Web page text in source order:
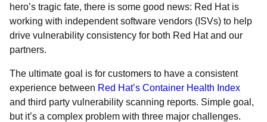
hero’s tragic fate, there is some good news: Red Hat is
working with independent software vendors (ISVs) to help
drive vulnerability consistency for both Red Hat and our
partners.
The ultimate goal is for customers to have a consistent
experience between Red Hat’s Container Health Index
and third party vulnerability scanning reports. Simple goal,
but it’s a complex problem with three major challenges.